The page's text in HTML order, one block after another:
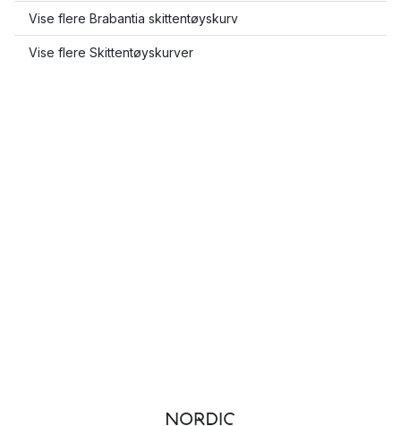
Vise flere Brabantia skittentøyskurv
Vise flere Skittentøyskurver